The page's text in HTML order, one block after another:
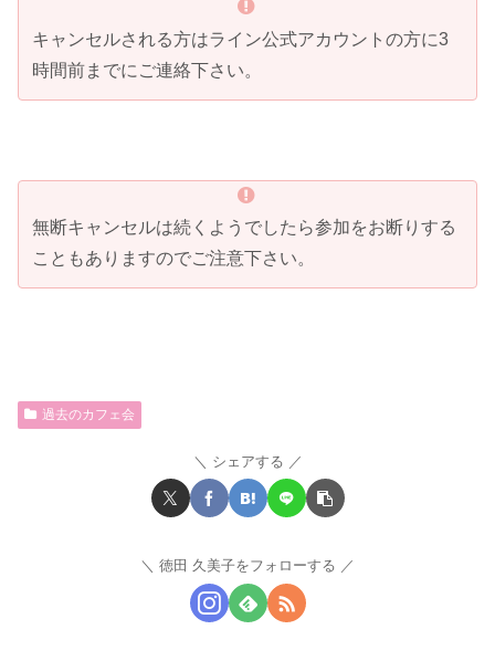
キャンセルされる方はライン公式アカウントの方に3
時間前までにご連絡下さい。
無断キャンセルは続くようでしたら参加をお断りする
こともありますのでご注意下さい。
過去のカフェ会
シェアする
徳田 久美子をフォローする